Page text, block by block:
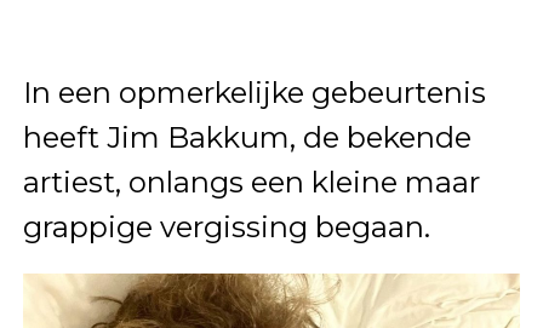
In een opmerkelijke gebeurtenis
heeft Jim Bakkum, de bekende
artiest, onlangs een kleine maar
grappige vergissing begaan.